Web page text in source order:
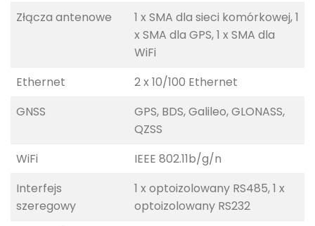
Złącza antenowe
1 x SMA dla sieci komórkowej, 1
x SMA dla GPS, 1 x SMA dla
WiFi
Ethernet
2 x 10/100 Ethernet
GNSS
GPS, BDS, Galileo, GLONASS,
QZSS
WiFi
IEEE 802.11b/g/n
Interfejs
szeregowy
1 x optoizolowany RS485, 1 x
optoizolowany RS232